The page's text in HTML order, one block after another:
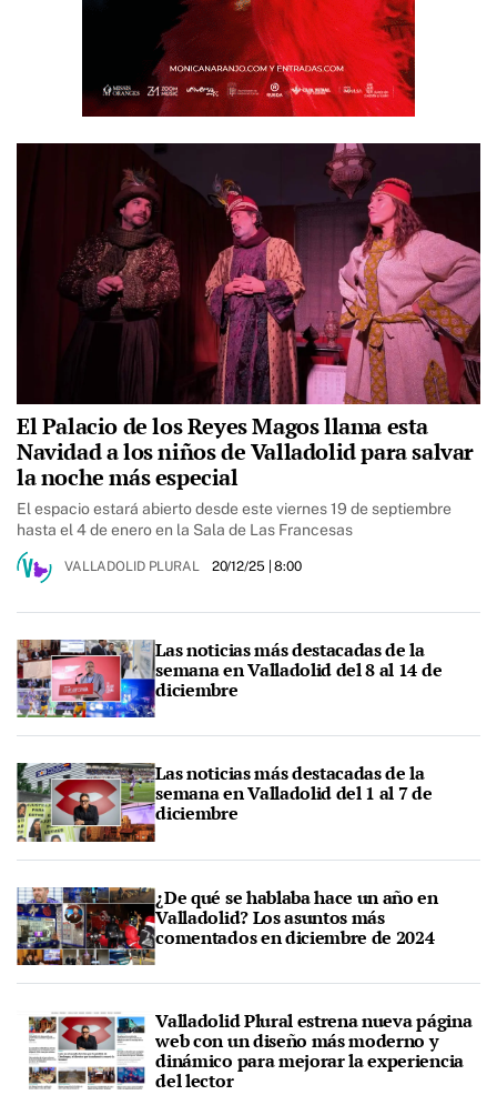
El Palacio de los Reyes Magos llama esta
Navidad a los niños de Valladolid para salvar
la noche más especial
El espacio estará abierto desde este viernes 19 de septiembre
hasta el 4 de enero en la Sala de Las Francesas
VALLADOLID PLURAL 20/12/25 | 8:00
Las noticias más destacadas de la
semana en Valladolid del 8 al 14 de
diciembre
Las noticias más destacadas de la
semana en Valladolid del 1 al 7 de
diciembre
¿De qué se hablaba hace un año en
Valladolid? Los asuntos más
comentados en diciembre de 2024
Valladolid Plural estrena nueva página
web con un diseño más moderno y
dinámico para mejorar la experiencia
del lector